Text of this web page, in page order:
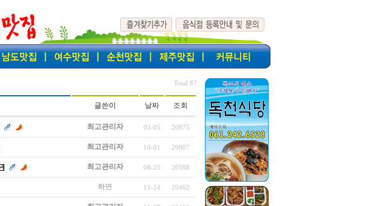
Total 87
글쓴이 날짜 조회
최고관리자 03-05 20875
최고관리자 10-01 20807
최고관리자 08-25 20588
하연 11-24 20462